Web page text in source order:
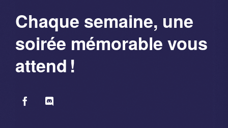
Chaque semaine, une
soirée mémorable vous
attend !